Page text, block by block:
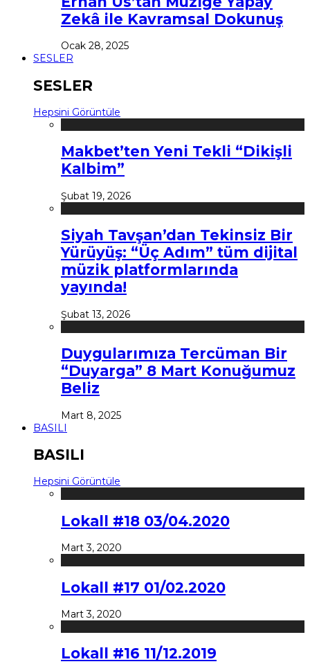
Zekâ ile Kavramsal Dokunuş
Ocak 28, 2025
SESLER
SESLER
Hepsini Görüntüle
Makbet’ten Yeni Tekli “Dikişli
Kalbim”
Şubat 19, 2026
Siyah Tavşan’dan Tekinsiz Bir
Yürüyüş: “Üç Adım” tüm dijital
müzik platformlarında
yayında!
Şubat 13, 2026
Duygularımıza Tercüman Bir
“Duyarga” 8 Mart Konuğumuz
Beliz
Mart 8, 2025
BASILI
BASILI
Hepsini Görüntüle
Lokall #18 03/04.2020
Mart 3, 2020
Lokall #17 01/02.2020
Mart 3, 2020
Lokall #16 11/12.2019